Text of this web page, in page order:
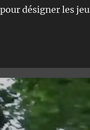
désigner les